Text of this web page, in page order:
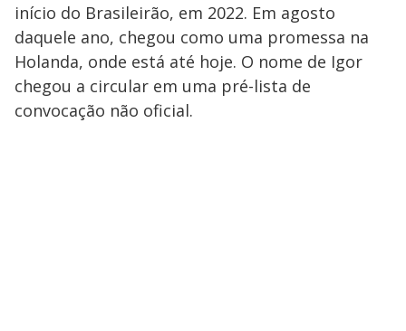
início do Brasileirão, em 2022. Em agosto
daquele ano, chegou como uma promessa na
Holanda, onde está até hoje. O nome de Igor
chegou a circular em uma pré-lista de
convocação não oficial.